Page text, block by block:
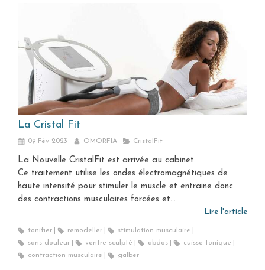
La Cristal Fit
09 Fév 2023 OMORFIA CristalFit
La Nouvelle CristalFit est arrivée au cabinet.
Ce traitement utilise les ondes électromagnétiques de
haute intensité pour stimuler le muscle et entraine donc
des contractions musculaires forcées et...
Lire l'article
tonifier remodeller
stimulation musculaire
sans douleur
ventre sculpté abdos
cuisse tonique
contraction musculaire
galber